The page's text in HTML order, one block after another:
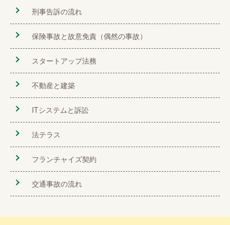
刑事告訴の流れ
保険事故と故意免責（偶然の事故）
スタートアップ法務
不動産と建築
ITシステムと訴訟
法テラス
フランチャイズ契約
交通事故の流れ